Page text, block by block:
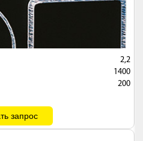
2,2
1400
200